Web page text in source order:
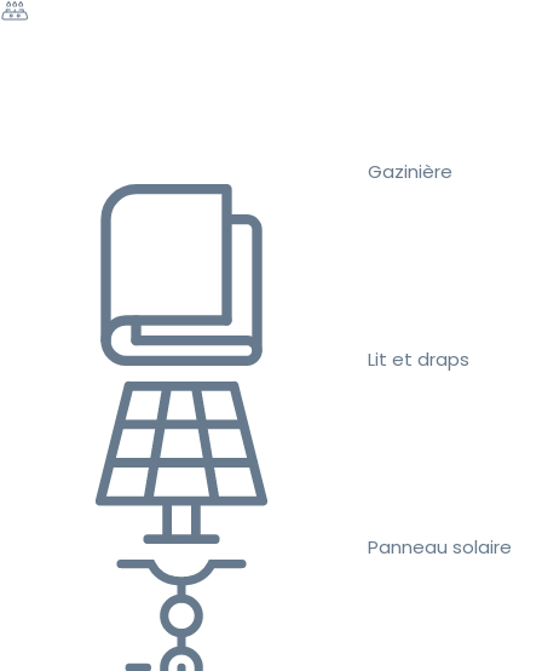
Gazinière
Lit et draps
Panneau solaire